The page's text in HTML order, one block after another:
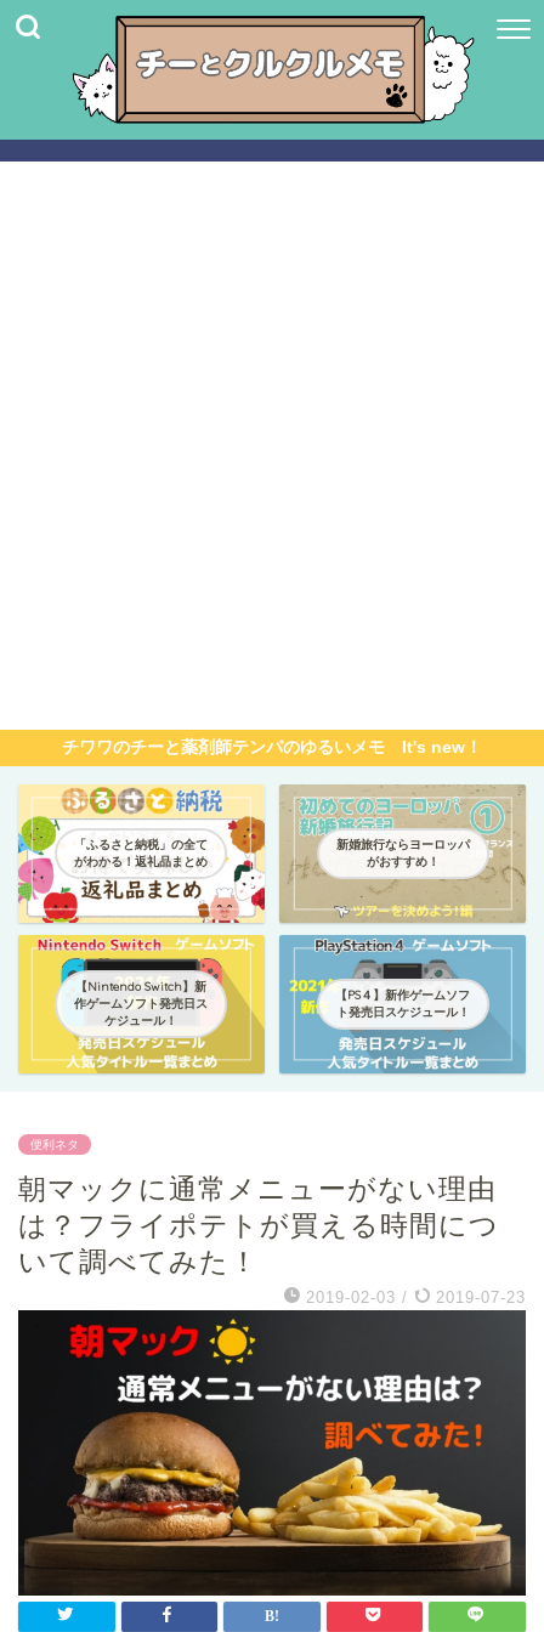
チワワのチーと薬剤師テンパのゆるいメモ It's new！
「ふるさと納税」の全て
がわかる！返礼品まとめ
新婚旅行ならヨーロッパ
がおすすめ！
【Nintendo Switch】新
作ゲームソフト発売日ス
ケジュール！
【PS４】新作ゲームソフ
ト発売日スケジュール！
便利ネタ
朝マックに通常メニューがない理由
は？フライポテトが買える時間につ
いて調べてみた！
2019-02-03 / 2019-07-23